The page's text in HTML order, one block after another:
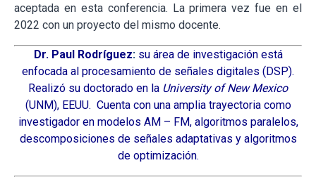
aceptada en esta conferencia. La primera vez fue en el
2022 con un proyecto del mismo docente.
Dr. Paul Rodríguez:su área de investigación está
enfocada al procesamiento de señales digitales (DSP).
Realizó su doctorado en la University of New Mexico
(UNM), EEUU. Cuenta con una amplia trayectoria como
investigador en modelos AM – FM, algoritmos paralelos,
descomposiciones de señales adaptativas y algoritmos
de optimización.